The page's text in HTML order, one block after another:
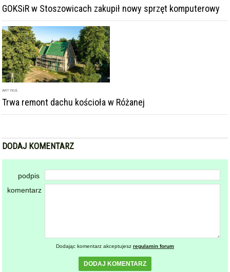
ARTYKUŁ
Trwa remont dachu kościoła w Różanej
podpis
DODAJ KOMENTARZ